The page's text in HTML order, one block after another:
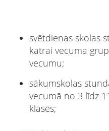
svētdienas skolas
katrai vecuma
vecumu;
sākumskolas
vecumā no 3 līdz
klasēs;